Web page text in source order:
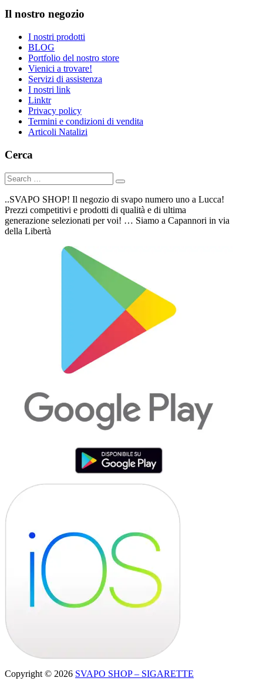
Il nostro negozio
I nostri prodotti
BLOG
Portfolio del nostro store
Vienici a trovare!
Servizi di assistenza
I nostri link
Linktr
Privacy policy
Termini e condizioni di vendita
Articoli Natalizi
Cerca
..SVAPO SHOP! Il negozio di svapo numero uno a Lucca!
Prezzi competitivi e prodotti di qualità e di ultima
generazione selezionati per voi! … Siamo a Capannori in via
della Libertà
Copyright © 2026 SVAPO SHOP – SIGARETTE